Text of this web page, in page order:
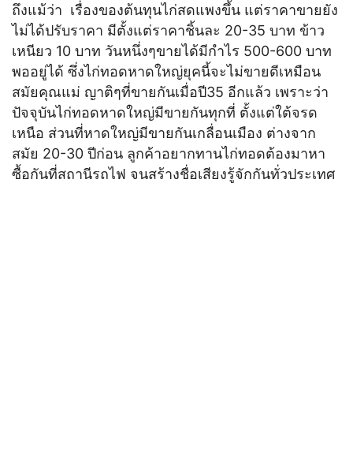
ถึงแม้ว่า เรื่องของต้นทุนไก่สดแพงขึ้น แต่ราคาขายยัง
ไม่ได้ปรับราคา มีตั้งแต่ราคาชิ้นละ 20-35 บาท ข้าว
เหนียว 10 บาท วันหนึ่งๆขายได้มีกำไร 500-600 บาท
พออยู่ได้ ซึ่งไก่ทอดหาดใหญ่ยุคนี้จะไม่ขายดีเหมือน
สมัยคุณแม่ ญาติๆที่ขายกันเมื่อปี35 อีกแล้ว เพราะว่า
ปัจจุบันไก่ทอดหาดใหญ่มีขายกันทุกที่ ตั้งแต่ใต้จรด
เหนือ ส่วนที่หาดใหญ่มีขายกันเกลื่อนเมือง ต่างจาก
สมัย 20-30 ปีก่อน ลูกค้าอยากทานไก่ทอดต้องมาหา
ซื้อกันที่สถานีรถไฟ จนสร้างชื่อเสียงรู้จักกันทั่วประเทศ